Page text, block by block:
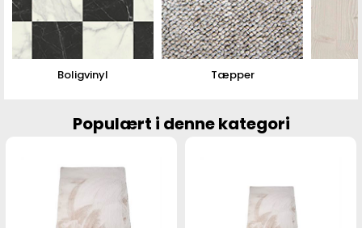
Boligvinyl Tæpper
Populært i denne kategori